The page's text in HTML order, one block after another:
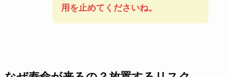
用を止めてくださいね。